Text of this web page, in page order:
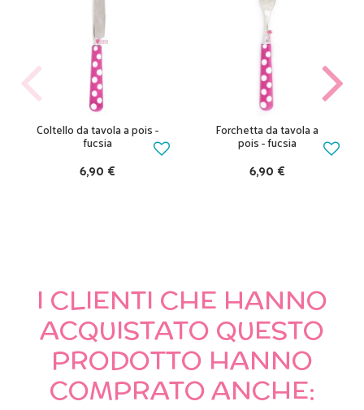
Coltello da tavola a pois -
fucsia
6,90 €
Forchetta da tavola a
pois - fucsia
6,90 €
I CLIENTI CHE HANNO
ACQUISTATO QUESTO
PRODOTTO HANNO
COMPRATO ANCHE: